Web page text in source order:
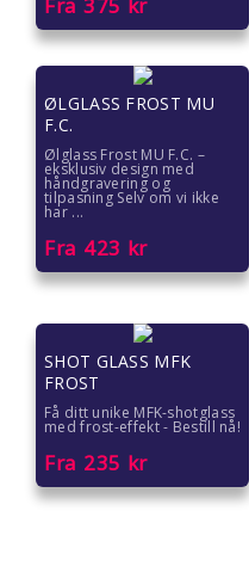
Gaver til kundene
Gaver til kvinner
Gaver til lærere
Gaver til mamma
Gaver til menn
Gaver til pedagoger
Gaver til samarbeidspartnere
Gaver til søstre
ØLGLASS FROST MU
F.C.
Ølglass Frost MU F.C. –
eksklusiv design med
håndgravering og
tilpasning Selv om vi ikke
har ...
Fra 423 kr
SHOT GLASS MFK
FROST
Få ditt unike MFK-shotglass
med frost-effekt - Bestill nå!
Fra 235 kr